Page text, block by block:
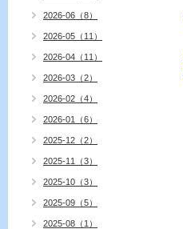
2026-06（8）
2026-05（11）
2026-04（11）
2026-03（2）
2026-02（4）
2026-01（6）
2025-12（2）
2025-11（3）
2025-10（3）
2025-09（5）
2025-08（1）